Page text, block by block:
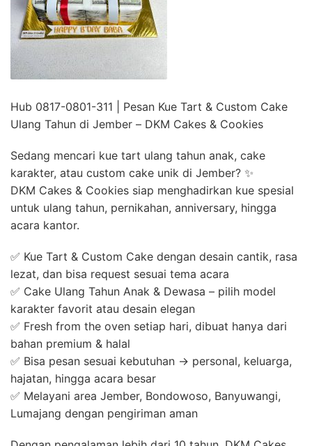
Hub 0817-0801-311 | Pesan Kue Tart & Custom Cake
Ulang Tahun di Jember – DKM Cakes & Cookies
Sedang mencari kue tart ulang tahun anak, cake
karakter, atau custom cake unik di Jember? ✨
DKM Cakes & Cookies siap menghadirkan kue spesial
untuk ulang tahun, pernikahan, anniversary, hingga
acara kantor.
✅ Kue Tart & Custom Cake dengan desain cantik, rasa
lezat, dan bisa request sesuai tema acara
✅ Cake Ulang Tahun Anak & Dewasa – pilih model
karakter favorit atau desain elegan
✅ Fresh from the oven setiap hari, dibuat hanya dari
bahan premium & halal
✅ Bisa pesan sesuai kebutuhan → personal, keluarga,
hajatan, hingga acara besar
✅ Melayani area Jember, Bondowoso, Banyuwangi,
Lumajang dengan pengiriman aman